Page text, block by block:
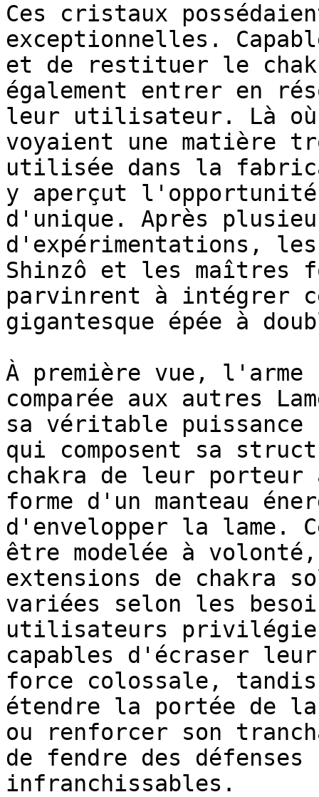
Ces cristaux
exceptionnelles.
et de restituer le
également entrer en
leur utilisateur. Là où
voyaient une matière
utilisée dans la
y aperçut l'opportunité
d'unique. Après
d'expérimentations,
Shinzô et les maîtres
parvinrent à intégrer
gigantesque épée à
À première vue, l'arme
comparée aux autres
sa véritable
qui composent sa
chakra de leur
forme d'un manteau
d'envelopper la lame.
être modelée à
extensions de chakra
variées selon les
utilisateurs privilégient
capables d'écraser
force colossale,
étendre la portée de
ou renforcer son
de fendre des défenses
infranchissables.